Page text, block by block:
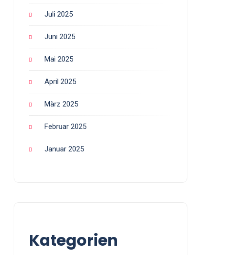
Juli 2025
Juni 2025
Mai 2025
April 2025
März 2025
Februar 2025
Januar 2025
Kategorien